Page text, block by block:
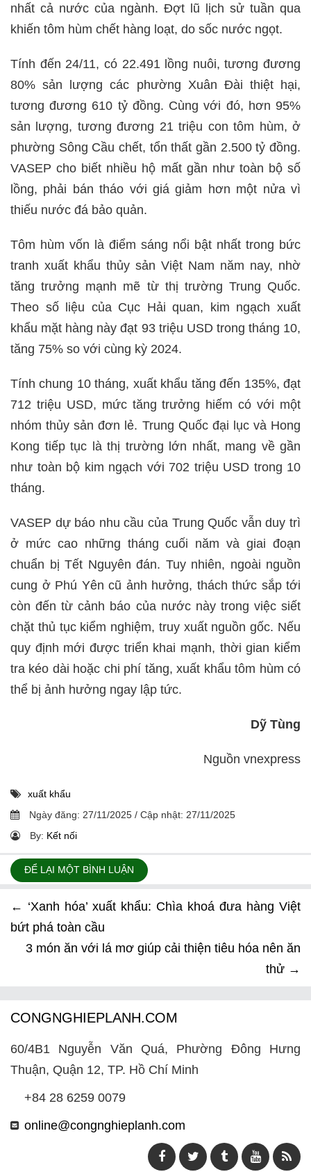
nhất cả nước của ngành. Đợt lũ lịch sử tuần qua
khiến tôm hùm chết hàng loạt, do sốc nước ngọt.
Tính đến 24/11, có 22.491 lồng nuôi, tương đương
80% sản lượng các phường Xuân Đài thiệt hại,
tương đương 610 tỷ đồng. Cùng với đó, hơn 95%
sản lượng, tương đương 21 triệu con tôm hùm, ở
phường Sông Cầu chết, tổn thất gần 2.500 tỷ đồng.
VASEP cho biết nhiều hộ mất gần như toàn bộ số
lồng, phải bán tháo với giá giảm hơn một nửa vì
thiếu nước đá bảo quản.
Tôm hùm vốn là điểm sáng nổi bật nhất trong bức
tranh xuất khẩu thủy sản Việt Nam năm nay, nhờ
tăng trưởng mạnh mẽ từ thị trường Trung Quốc.
Theo số liệu của Cục Hải quan, kim ngạch xuất
khẩu mặt hàng này đạt 93 triệu USD trong tháng 10,
tăng 75% so với cùng kỳ 2024.
Tính chung 10 tháng, xuất khẩu tăng đến 135%, đạt
712 triệu USD, mức tăng trưởng hiếm có với một
nhóm thủy sản đơn lẻ. Trung Quốc đại lục và Hong
Kong tiếp tục là thị trường lớn nhất, mang về gần
như toàn bộ kim ngạch với 702 triệu USD trong 10
tháng.
VASEP dự báo nhu cầu của Trung Quốc vẫn duy trì
ở mức cao những tháng cuối năm và giai đoạn
chuẩn bị Tết Nguyên đán. Tuy nhiên, ngoài nguồn
cung ở Phú Yên cũ ảnh hưởng, thách thức sắp tới
còn đến từ cảnh báo của nước này trong việc siết
chặt thủ tục kiểm nghiệm, truy xuất nguồn gốc. Nếu
quy định mới được triển khai mạnh, thời gian kiểm
tra kéo dài hoặc chi phí tăng, xuất khẩu tôm hùm có
thể bị ảnh hưởng ngay lập tức.
Dỹ Tùng
Nguồn vnexpress
xuất khẩu
Ngày đăng: 27/11/2025 / Cập nhật: 27/11/2025
By: Kết nối
ĐỂ LẠI MỘT BÌNH LUẬN
← ‘Xanh hóa’ xuất khẩu: Chìa khoá đưa hàng Việt
bứt phá toàn cầu
3 món ăn với lá mơ giúp cải thiện tiêu hóa nên ăn
thử →
CONGNGHIEPLANH.COM
60/4B1 Nguyễn Văn Quá, Phường Đông Hưng
Thuận, Quận 12, TP. Hồ Chí Minh
+84 28 6259 0079
online@congnghieplanh.com